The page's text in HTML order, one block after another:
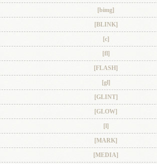
[bimg]
[BLINK]
[c]
[fl]
[FLASH]
[gl]
[GLINT]
[GLOW]
[l]
[MARK]
[MEDIA]